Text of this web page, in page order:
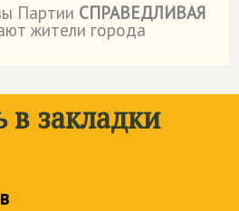
Партии СПРАВЕДЛИВАЯ
жители города
в закладки